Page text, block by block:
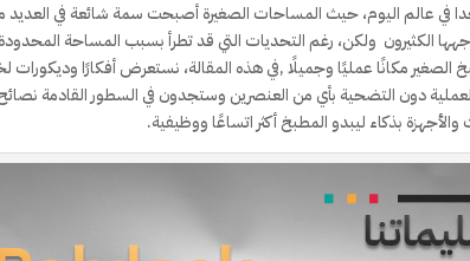
في عالم اليوم، حيث المساحات الصغيرة أصبحت سمة شائعة في العديد
الكثيرون ولكن، رغم التحديات التي قد تطرأ بسبب المساحة
الصغير مكانًا عمليًا وجميلًا ,في هذه المقالة، نستعرض أفكارًا
دون التضحية بأي من العنصرين وستجدون في السطور القادمة نصائح
والأجهزة بذكاء ليبدو المطبخ أكثر اتساعًا ووظيفية.